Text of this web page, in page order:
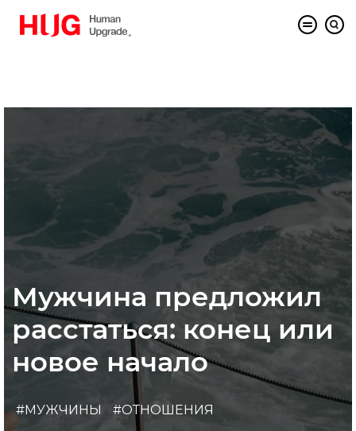
Мужчина предложил
расстаться: конец или
новое начало
#МУЖЧИНЫ #ОТНОШЕНИЯ